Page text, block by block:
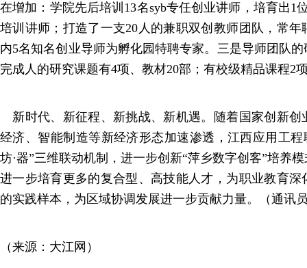
在增加：学院先后培训13名syb专任创业讲师，培育出1
培训讲师；打造了一支20人的兼职双创教师团队，常年
内5名知名创业导师为孵化园特聘专家。三是导师团队
完成人的研究课题有4项、教材20部；有校级精品课程2
新时代、新征程、新挑战、新机遇。随着国家创新创
经济、智能制造等新经济形态加速渗透，江西应用工程
坊·器”三维联动机制，进一步创新“萍乡数字创客”培养
进一步培育更多的复合型、高技能人才，为职业教育
的实践样本，为区域协调发展进一步贡献力量。（通讯
（来源：大江网）